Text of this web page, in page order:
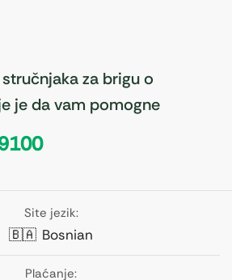
za brigu o
je da vam pomogne
Site jezik:
🇧🇦 Bosnian
Plaćanje: